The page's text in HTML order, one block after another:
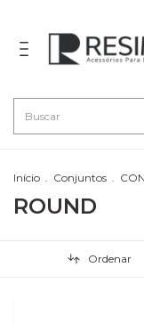
Início . Conjuntos .
ROUND
Ordenar